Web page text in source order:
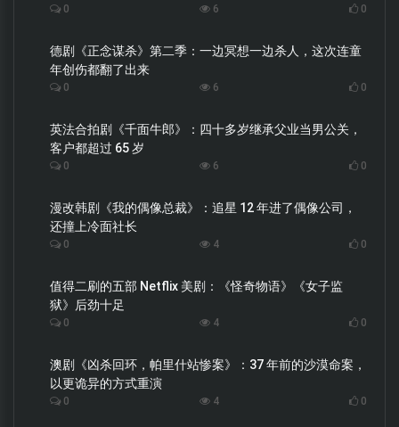
0 6 0
德剧《正念谋杀》第二季：一边冥想一边杀人，这次连童
年创伤都翻了出来
0 6 0
英法合拍剧《千面牛郎》：四十多岁继承父业当男公关，
客户都超过 65 岁
0 6 0
漫改韩剧《我的偶像总裁》：追星 12 年进了偶像公司，
还撞上冷面社长
0 4 0
值得二刷的五部 Netflix 美剧：《怪奇物语》《女子监
狱》后劲十足
0 4 0
澳剧《凶杀回环，帕里什站惨案》：37 年前的沙漠命案，
以更诡异的方式重演
0 4 0